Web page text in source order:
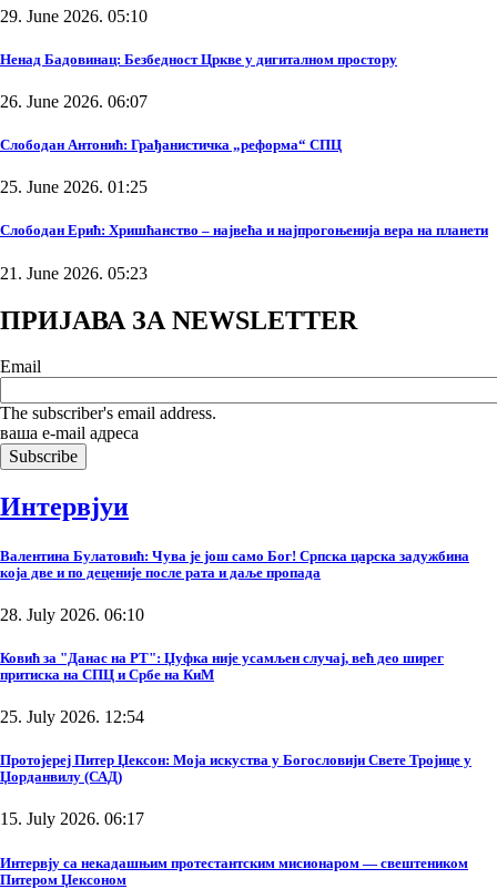
29. June 2026. 05:10
Ненад Бадовинац: Безбедност Цркве у дигиталном простору
26. June 2026. 06:07
Слободан Антонић: Грађанистичка „реформа“ СПЦ
25. June 2026. 01:25
Слободан Ерић: Хришћанство – највећа и најпрогоњенија вера на планети
21. June 2026. 05:23
ПРИЈАВА ЗА NEWSLETTER
Email
The subscriber's email address.
ваша е-mail адреса
Интервјуи
Валентина Булатовић: Чува је још само Бог! Српска царска задужбина
која две и по деценије после рата и даље пропада
28. July 2026. 06:10
Ковић за "Данас на РТ": Џуфка није усамљен случај, већ део ширег
притиска на СПЦ и Србе на КиМ
25. July 2026. 12:54
Протојереј Питер Џексон: Моја искуства у Богословији Свете Тројице у
Џорданвилу (САД)
15. July 2026. 06:17
Интервју са некадашњим протестантским мисионаром — свештеником
Питером Џексоном